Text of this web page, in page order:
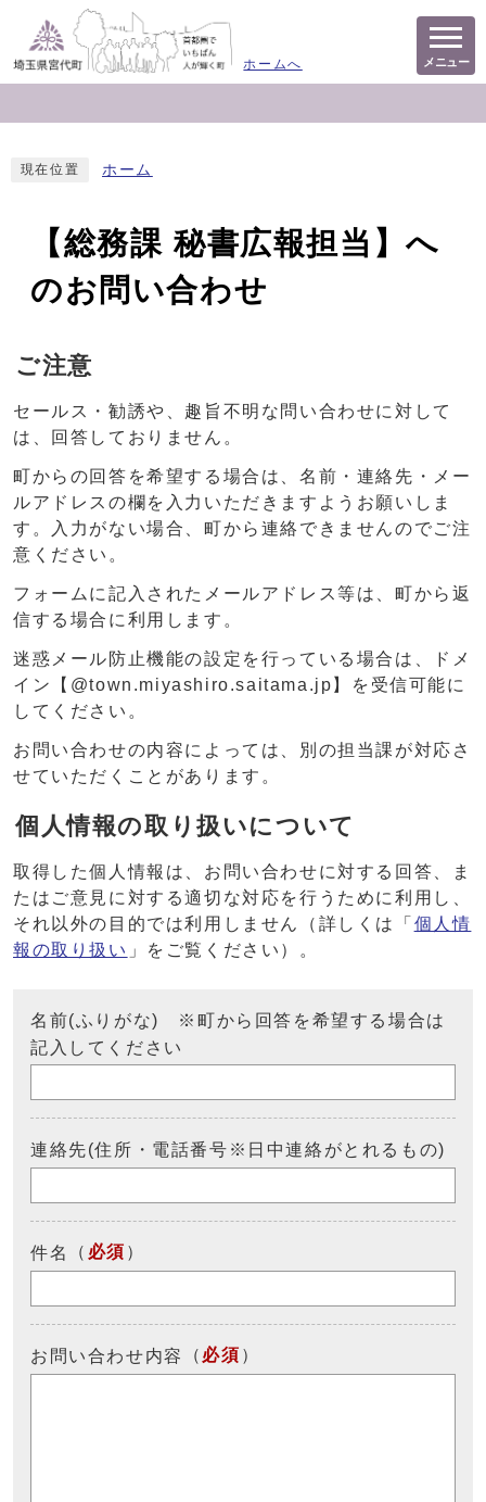
ホームへ メニュー
現在位置 ホーム
【総務課 秘書広報担当】へ
のお問い合わせ
ご注意
セールス・勧誘や、趣旨不明な問い合わせに対して
は、回答しておりません。
町からの回答を希望する場合は、名前・連絡先・メー
ルアドレスの欄を入力いただきますようお願いしま
す。入力がない場合、町から連絡できませんのでご注
意ください。
フォームに記入されたメールアドレス等は、町から返
信する場合に利用します。
迷惑メール防止機能の設定を行っている場合は、ドメ
イン【@town.miyashiro.saitama.jp】を受信可能に
してください。
お問い合わせの内容によっては、別の担当課が対応さ
せていただくことがあります。
個人情報の取り扱いについて
取得した個人情報は、お問い合わせに対する回答、ま
たはご意見に対する適切な対応を行うために利用し、
それ以外の目的では利用しません（詳しくは「 個人情
報の取り扱い 」をご覧ください）。
名前(ふりがな) ※町から回答を希望する場合は
記入してください
連絡先(住所・電話番号※日中連絡がとれるもの)
件名 （ 必須 ）
お問い合わせ内容 （ 必須 ）